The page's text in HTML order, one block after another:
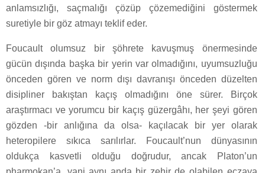
anlamsızlığı, saçmalığı çözüp çözemediğini göstermek
suretiyle bir göz atmayı teklif eder.
Foucault olumsuz bir şöhrete kavuşmuş önermesinde
gücün dışında başka bir yerin var olmadığını, uyumsuzluğu
önceden gören ve norm dışı davranışı önceden düzelten
disipliner bakıştan kaçış olmadığını öne sürer. Birçok
araştırmacı ve yorumcu bir kaçış güzergâhı, her şeyi gören
gözden -bir anlığına da olsa- kaçılacak bir yer olarak
heteropilere sıkıca sarılırlar. Foucault’nun dünyasının
oldukça kasvetli olduğu doğrudur, ancak Platon’un